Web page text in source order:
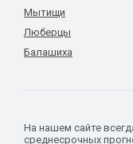
Мытищи
Люберцы
Балашиха
На нашем сайте
среднесрочных